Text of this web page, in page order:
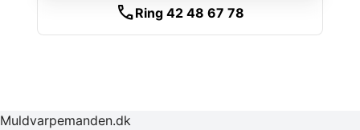
callRing 42 48 67 78
Muldvarpemanden.dk